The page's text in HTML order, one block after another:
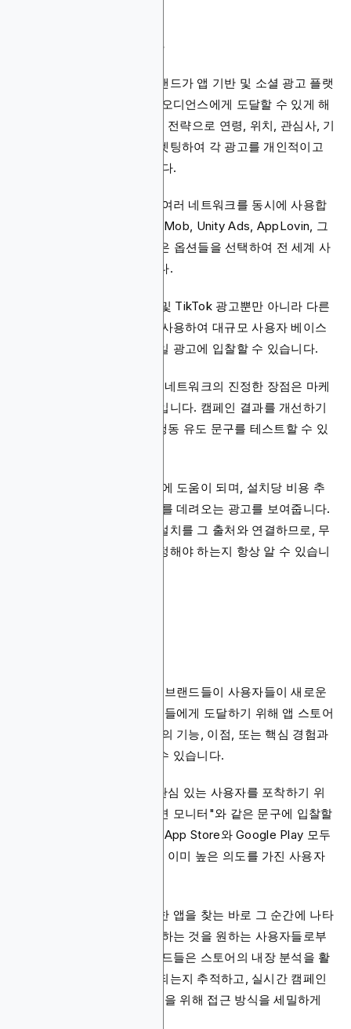
모바일 광고 네트워크
모바일 광고 네트워크는 브랜드가 앱 기반 및 소셜 광고 플랫
폼을 모두 사용하여 대규모 오디언스에게 도달할 수 있게 해
줍니다. 앱용 이 사용자 획득 전략으로 연령, 위치, 관심사, 기
기별로 사용자를 정확히 타겟팅하여 각 광고를 개인적이고
관련성 있게 만들 수 있습니다.
최고의 앱 마케터들은 종종 여러 네트워크를 동시에 사용합
니다. 예를 들어, Google AdMob, Unity Ads, AppLovin, 그
리고 Blockchain-Ads와 같은 옵션들을 선택하여 전 세계 사
용자에게 도달할 수 있습니다.
또한 Meta Ads, Snapchat 및 TikTok 광고뿐만 아니라 다른
소셜 미디어 광고 플랫폼을 사용하여 대규모 사용자 베이스
에 동적으로 타겟팅된 모바일 광고에 입찰할 수 있습니다.
그렇긴 하지만, 모바일 광고 네트워크의 진정한 장점은 마케
터들이 가진 통제력의 수준입니다. 캠페인 결과를 개선하기
위해 광고 형식, 헤드라인, 행동 유도 문구를 테스트할 수 있
또한 자동 입찰은 지출 관리에 도움이 되며, 설치당 비용 추
적은 앱에 가장 좋은 사용자를 데려오는 광고를 보여줍니다.
어트리뷰션 모델링은 모든 설치를 그 출처와 연결하므로, 무
엇이 효과적이고 무엇을 조정해야 하는지 항상 알 수 있습니
광고 네트워크와 함께, 많은 브랜드들이 사용자들이 새로운
앱을 찾는 바로 그 곳에서 그들에게 도달하기 위해 앱 스토어
검색 광고를 이용합니다. 앱의 기능, 이점, 또는 핵심 경험과
관련된 키워드를 타겟팅할 수 있습니다.
예를 들어, 수면 추적 앱은 관심 있는 사용자를 포착하기 위
해 "더 나은 수면" 또는 "수면 모니터"와 같은 문구에 입찰할
수 있습니다. 이러한 광고는 App Store와 Google Play 모두
의 검색 결과 상단에 나타나, 이미 높은 의도를 가진 사용자
검색 광고는 사람들이 비슷한 앱을 찾는 바로 그 순간에 나타
나므로, 이미 여러분이 제공하는 것을 원하는 사용자들로부
터 설치를 유도합니다. 브랜드들은 스토어의 내장 분석을 활
용하여 어떤 키워드가 전환되는지 추적하고, 실시간 캠페인
결과를 보며, 더 강력한 성능을 위해 접근 방식을 세밀하게